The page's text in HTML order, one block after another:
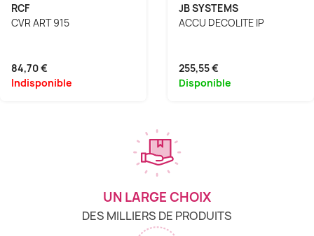
RCF
CVR ART 915
84,70 €
Indisponible
JB SYSTEMS
ACCU DECOLITE IP
255,55 €
Disponible
UN LARGE CHOIX
DES MILLIERS DE PRODUITS